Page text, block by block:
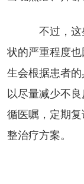
不过，这些
状的严重程度
生会根据患者的
以尽量减少不
循医嘱，定期
整治疗方案。